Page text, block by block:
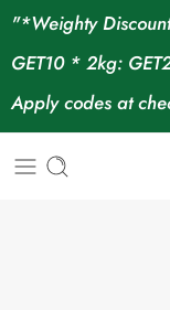
"*Weighty
GET10 * 2kg:
Apply codes at